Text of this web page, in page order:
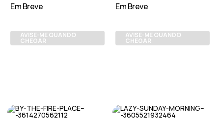
Em Breve
AVISE-ME QUANDO
CHEGAR
Em Breve
AVISE-ME QUANDO
CHEGAR